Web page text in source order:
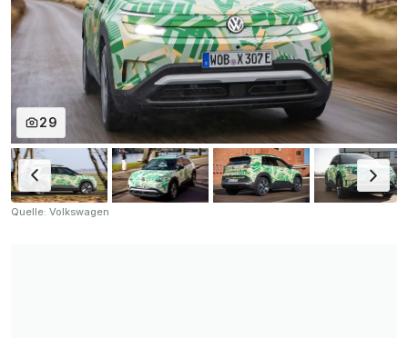
29
Quelle: Volkswagen